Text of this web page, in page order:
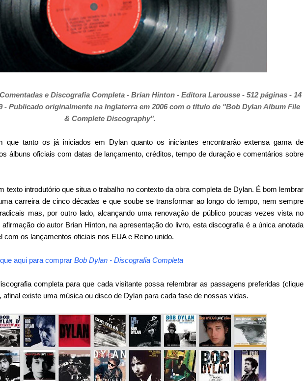
e Discografia Completa - Brian Hinton - Editora Larousse - 512 páginas - 14
- Publicado originalmente na Inglaterra em 2006 com o título de "Bob Dylan Album File
& Complete Discography".
que tanto os já iniciados em Dylan quanto os iniciantes encontrarão extensa gama de
álbuns oficiais com datas de lançamento, créditos, tempo de duração e comentários sobre
texto introdutório que situa o trabalho no contexto da obra completa de Dylan. É bom lembrar
carreira de cinco décadas e que soube se transformar ao longo do tempo, nem sempre
mas, por outro lado, alcançando uma renovação de público poucas vezes vista no
afirmação do autor Brian Hinton, na apresentação do livro, esta discografia é a única anotada
com os lançamentos oficiais nos EUA e Reino unido.
aqui para comprar Bob Dylan - Discografia Completa
completa para que cada visitante possa relembrar as passagens preferidas (clique
afinal existe uma música ou disco de Dylan para cada fase de nossas vidas.